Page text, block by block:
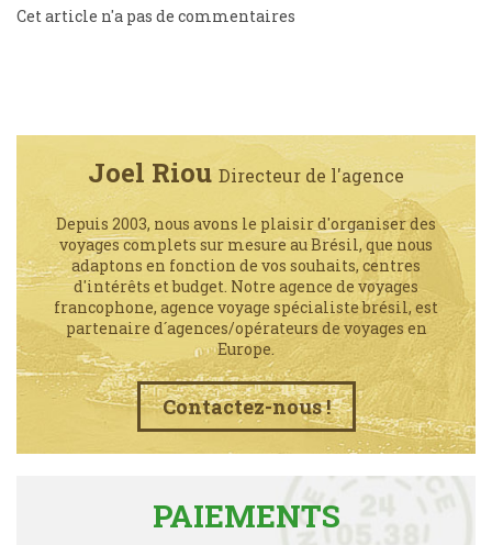
Cet article n'a pas de commentaires
Joel Riou Directeur de l'agence
Depuis 2003, nous avons le plaisir d'organiser des
voyages complets sur mesure au Brésil, que nous
adaptons en fonction de vos souhaits, centres
d'intérêts et budget. Notre agence de voyages
francophone, agence voyage spécialiste brésil, est
partenaire d´agences/opérateurs de voyages en
Europe.
Contactez-nous !
PAIEMENTS